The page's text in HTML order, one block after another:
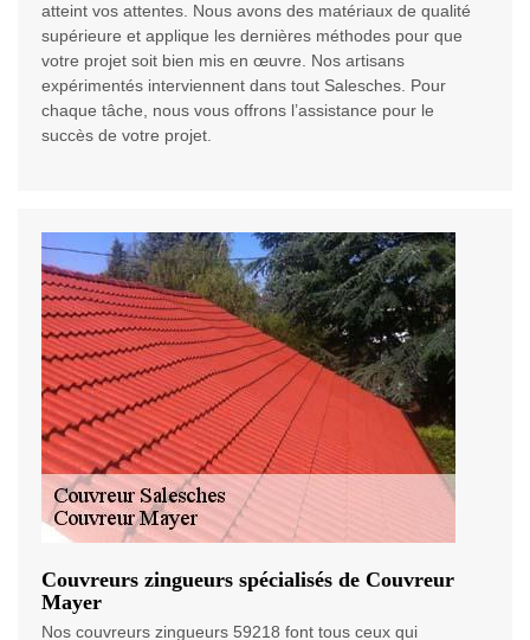
atteint vos attentes. Nous avons des matériaux de qualité
supérieure et applique les dernières méthodes pour que
votre projet soit bien mis en œuvre. Nos artisans
expérimentés interviennent dans tout Salesches. Pour
chaque tâche, nous vous offrons l’assistance pour le
succès de votre projet.
Couvreurs zingueurs spécialisés de Couvreur
Mayer
Nos couvreurs zingueurs 59218 font tous ceux qui